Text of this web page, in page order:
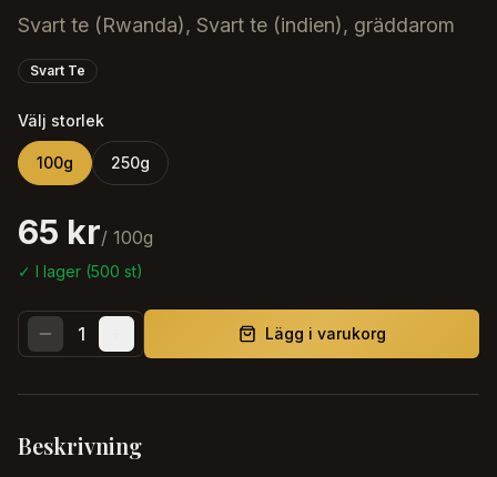
Svart te (Rwanda), Svart te (indien), gräddarom
Svart Te
Välj storlek
100g 250g
65 kr/ 100g
✓ I lager (500 st)
1 Lägg i varukorg
Beskrivning